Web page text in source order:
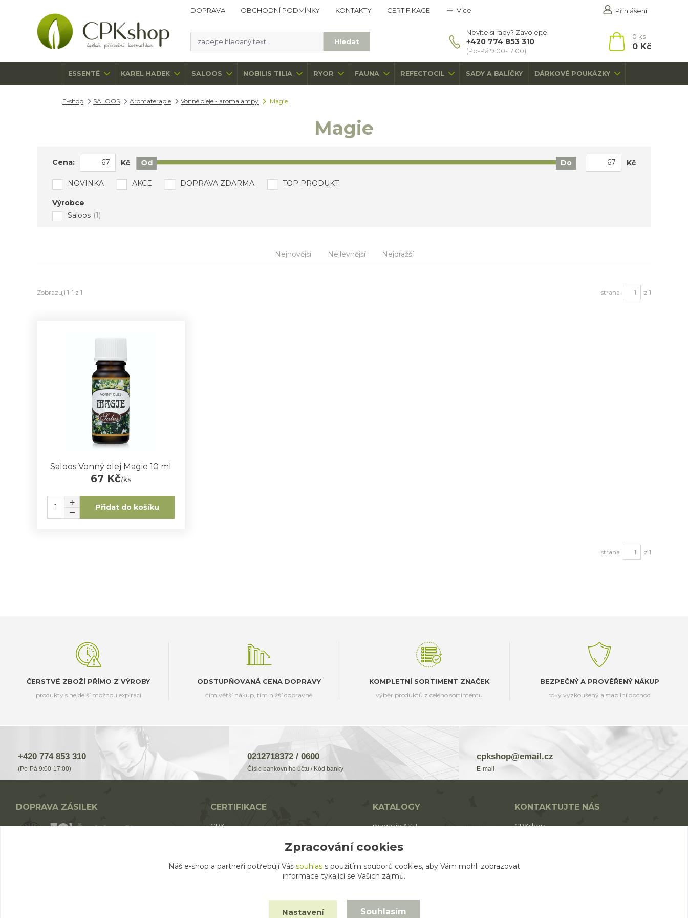
DOPRAVA OBCHODNÍ PODMÍNKY KONTAKTY CERTIFIKACE Více Přihlášení
Hledat
Nevíte si rady? Zavolejte.
+420 774 853 310
(Po-Pá 9:00-17:00)
0 ks
0 Kč
ESSENTÉ KAREL HADEK SALOOS NOBILIS TILIA RYOR FAUNA REFECTOCIL SADY A BALÍČKY DÁRKOVÉ POUKÁZKY
E-shop SALOOS Aromaterapie Vonné oleje - aromalampy Magie
Magie
Cena: Kč Od Do Kč
NOVINKA AKCE DOPRAVA ZDARMA TOP PRODUKT
Výrobce
Saloos (1)
Nejnovější Nejlevnější Nejdražší
Zobrazuji 1-1 z 1 strana z 1
Saloos Vonný olej Magie 10 ml
67 Kč/ks
Přidat do košíku
strana z 1
ČERSTVÉ ZBOŽÍ PŘÍMO Z VÝROBY
produkty s nejdelší možnou expirací
ODSTUPŇOVANÁ CENA DOPRAVY
čím větší nákup, tím nižší dopravné
KOMPLETNÍ SORTIMENT ZNAČEK
výběr produktů z celého sortimentu
BEZPEČNÝ A PROVĚŘENÝ NÁKUP
roky vyzkoušený a stabilní obchod
+420 774 853 310
(Po-Pá 9:00-17:00)
0212718372 / 0600
Číslo bankovního účtu / Kód banky
cpkshop@email.cz
E-mail
DOPRAVA ZÁSILEK CERTIFIKACE
CPK
BIO produkt ECO zemědělství
KATALOGY
magazín AKH
katalog AKH
katalog SALOOS
KONTAKTUJTE NÁS
CPKshop
Zpracování cookies
Náš e-shop a partneři potřebují Váš souhlass použitím souborů cookies, aby Vám mohli zobrazovat
informace týkající se Vašich zájmů.
Nastavení Souhlasím